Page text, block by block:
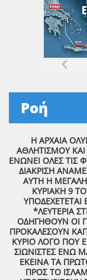
Ροή
Η ΑΡΧΑΙΑ
ΑΘΛΗΤΙΣΜΟΥ
ΕΝΩΝΕΙ ΟΛΕΣ ΤΙΣ
ΔΙΑΚΡΙΣΗ
ΑΥΤΗ Η
ΚΥΡΙΑΚΗ 9
*ΛΕΥΤΕΡΙΑ
ΟΔΗΓΗΘΟΥΝ ΟΙ
ΠΡΟΚΑΛΕΣΟΥΝ
ΚΥΡΙΟ ΛΟΓΟ ΠΟΥ
ΣΙΩΝΙΣΤΕΣ ΕΝΩ
ΕΚΕΙΝΑ ΤΑ
ΠΡΟΣ ΤΟ